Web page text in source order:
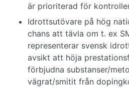
är prioriterad för
Idrottsutövare på hög
chans att tävla om t. ex
representerar svensk
avsikt att höja
förbjudna substanser/
vägrat/smitit från